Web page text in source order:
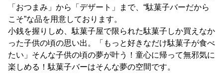
「おつまみ」から「デザート」まで、“駄菓子バーだから
こそ”な品を用意しております。
小銭を握りしめ、駄菓子屋で限られた駄菓子しか買えなか
った子供の頃の思い出。「もっと好きなだけ駄菓子が食べ
たい」そんな子供の頃の夢が叶う！童心に帰って無邪気に
楽しめる！駄菓子バーはそんな夢の空間です。